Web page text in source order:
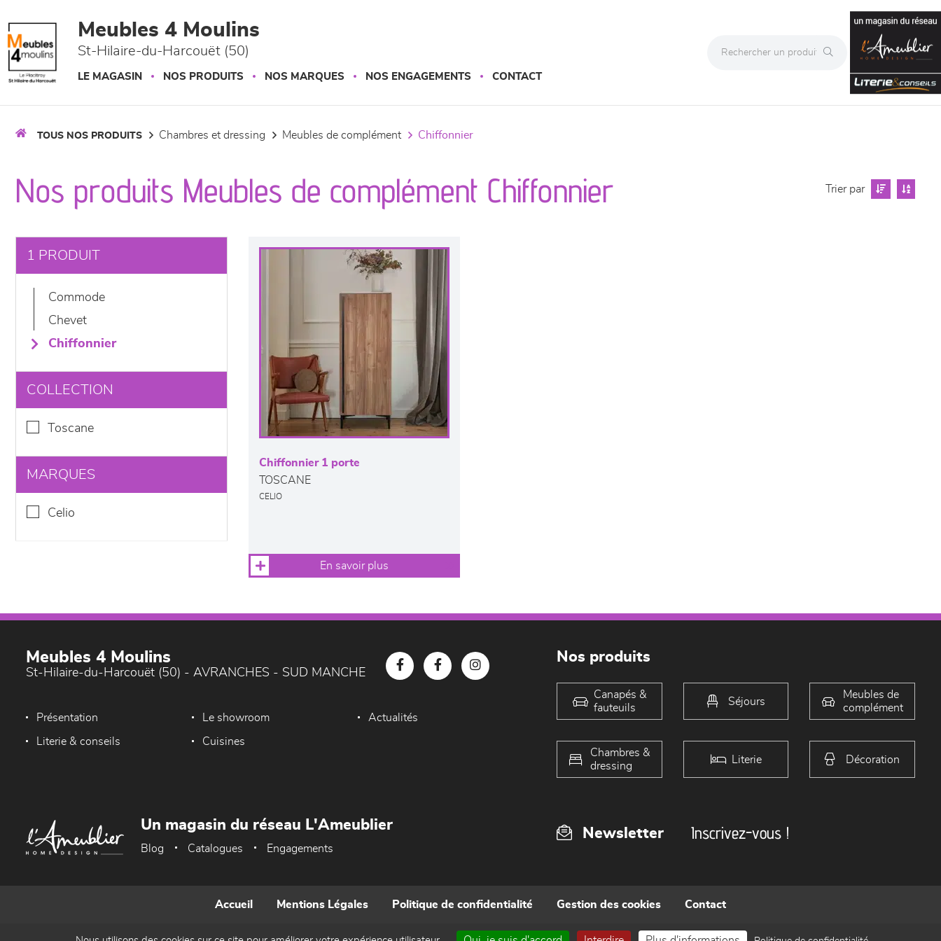
Meubles 4 Moulins
St-Hilaire-du-Harcouët (50)
LE MAGASIN NOS PRODUITS NOS MARQUES NOS ENGAGEMENTS CONTACT
TOUS NOS PRODUITS chambres et dressing meubles de complément chiffonnier
Nos produits Meubles de complément Chiffonnier Trier par
1 PRODUIT
commode
chevet
chiffonnier
COLLECTION
toscane
MARQUES
celio
Chiffonnier 1 porte
TOSCANE
CELIO
En savoir plus
Meubles 4 Moulins
St-Hilaire-du-Harcouët (50) - AVRANCHES - SUD MANCHE
Présentation Le showroom Actualités
Literie & conseils Cuisines
Nos produits
Canapés &
fauteuils
Séjours
Meubles de
complément
Chambres &
dressing
Literie Décoration
Newsletter Inscrivez-vous !
Un magasin du réseau L'Ameublier
Blog Catalogues Engagements
Accueil Mentions Légales Politique de confidentialité Gestion des cookies Contact